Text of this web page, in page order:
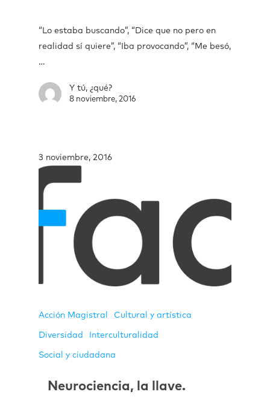
“Lo estaba buscando”, “Dice que no pero en
realidad sí quiere”, “Iba provocando”, “Me besó,
…
Y tú, ¿qué?
8 noviembre, 2016
3 noviembre, 2016
Acción Magistral Cultural y artística
Diversidad Interculturalidad
Social y ciudadana
Neurociencia, la llave.